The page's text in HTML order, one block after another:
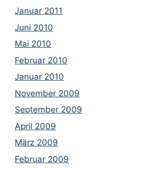
Januar 2011
Juni 2010
Mai 2010
Februar 2010
Januar 2010
November 2009
September 2009
April 2009
März 2009
Februar 2009